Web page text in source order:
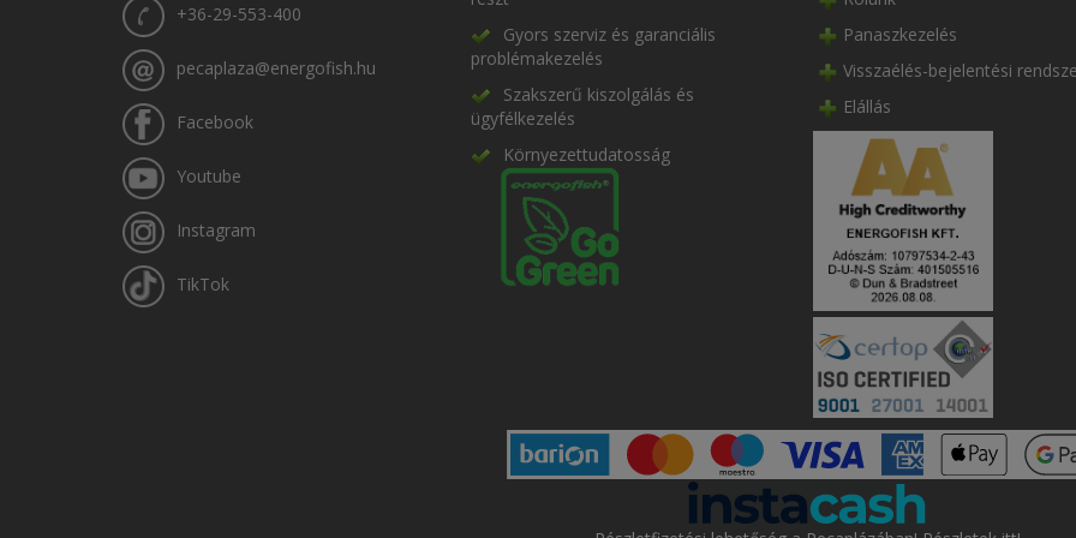
+36-29-553-400
pecaplaza@energofish.hu
Facebook
Youtube
Instagram
TikTok
Gyors szerviz és garanciális
problémakezelés
Szakszerű kiszolgálás és
ügyfélkezelés
Környezettudatosság
Panaszkezelés
Visszaélés-bejelentési
Elállás